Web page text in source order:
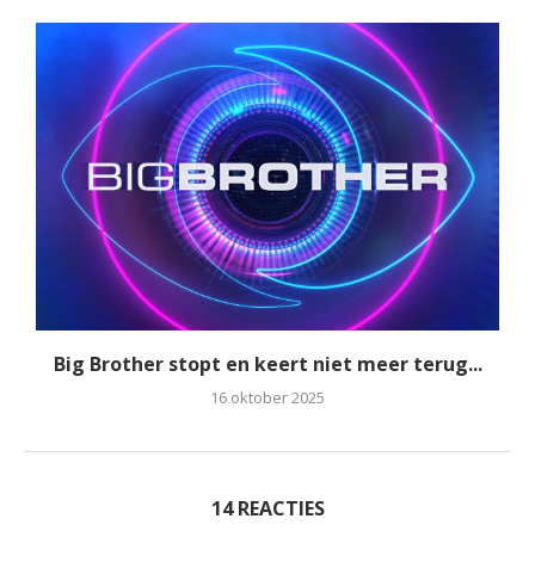
Big Brother stopt en keert niet meer terug...
16 oktober 2025
14 REACTIES